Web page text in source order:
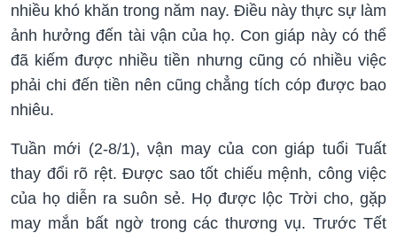
nhiều khó khăn trong năm nay. Điều này thực sự làm
ảnh hưởng đến tài vận của họ. Con giáp này có thể
đã kiếm được nhiều tiền nhưng cũng có nhiều việc
phải chi đến tiền nên cũng chẳng tích cóp được bao
nhiêu.
Tuần mới (2-8/1), vận may của con giáp tuổi Tuất
thay đổi rõ rệt. Được sao tốt chiếu mệnh, công việc
của họ diễn ra suôn sẻ. Họ được lộc Trời cho, gặp
may mắn bất ngờ trong các thương vụ. Trước Tết